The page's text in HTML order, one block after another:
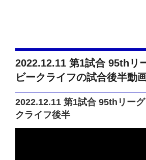
2022.12.11 第1試合 95thリ
ビークライフの試合後半動
2022.12.11 第1試合 95thリー
クライフ後半